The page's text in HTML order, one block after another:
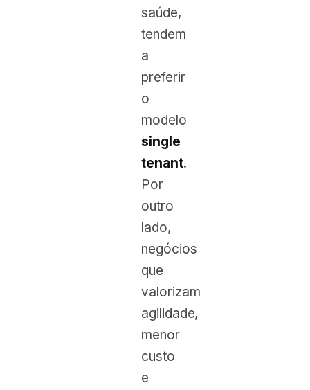
saúde,
tendem
a
preferir
o
modelo
single
tenant.
Por
outro
lado,
negócios
que
valorizam
agilidade,
menor
custo
e